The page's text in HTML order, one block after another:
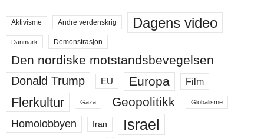
Aktivisme Andre verdenskrig Dagens video
Danmark Demonstrasjon
Den nordiske motstandsbevegelsen
Donald Trump EU Europa Film
Flerkultur Gaza Geopolitikk Globalisme
Homolobbyen Iran Israel